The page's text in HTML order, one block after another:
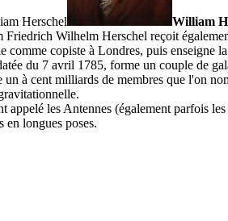
Herschel
William
Wilhelm Herschel reçoit
comme copiste à Londres, puis enseigne
du 7 avril 1785, forme un couple de
un à cent milliards de membres que l'on
appelé les Antennes (également parfois
en longues poses.